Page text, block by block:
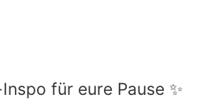
für eure Pause ✨